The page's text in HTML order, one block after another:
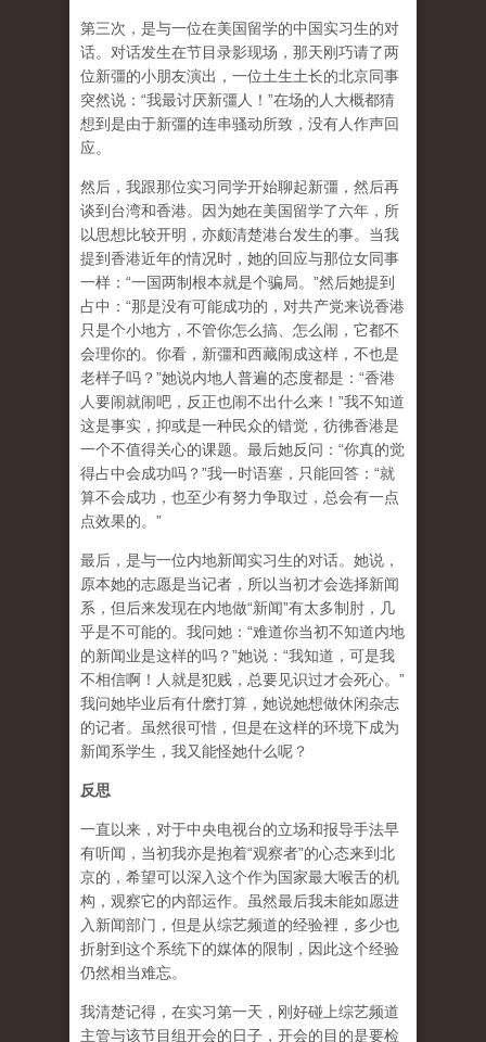
第三次，是与一位在美国留学的中国实习生的对
话。对话发生在节目录影现场，那天刚巧请了两
位新彊的小朋友演出，一位土生土长的北京同事
突然说：“我最讨厌新彊人！”在场的人大概都猜
想到是由于新彊的连串骚动所致，没有人作声回
应。
然后，我跟那位实习同学开始聊起新彊，然后再
谈到台湾和香港。因为她在美国留学了六年，所
以思想比较开明，亦颇清楚港台发生的事。当我
提到香港近年的情况时，她的回应与那位女同事
一样：“一国两制根本就是个骗局。”然后她提到
占中：“那是没有可能成功的，对共产党来说香港
只是个小地方，不管你怎么搞、怎么闹，它都不
会理你的。你看，新彊和西藏闹成这样，不也是
老样子吗？”她说内地人普遍的态度都是：“香港
人要闹就闹吧，反正也闹不出什么来！”我不知道
这是事实，抑或是一种民众的错觉，彷彿香港是
一个不值得关心的课题。最后她反问：“你真的觉
得占中会成功吗？”我一时语塞，只能回答：“就
算不会成功，也至少有努力争取过，总会有一点
点效果的。”
最后，是与一位内地新闻实习生的对话。她说，
原本她的志愿是当记者，所以当初才会选择新闻
系，但后来发现在内地做“新闻”有太多制肘，几
乎是不可能的。我问她：“难道你当初不知道内地
的新闻业是这样的吗？”她说：“我知道，可是我
不相信啊！人就是犯贱，总要见识过才会死心。”
我问她毕业后有什麽打算，她说她想做休闲杂志
的记者。虽然很可惜，但是在这样的环境下成为
新闻系学生，我又能怪她什么呢？
反思
一直以来，对于中央电视台的立场和报导手法早
有听闻，当初我亦是抱着“观察者”的心态来到北
京的，希望可以深入这个作为国家最大喉舌的机
构，观察它的内部运作。虽然最后我未能如愿进
入新闻部门，但是从综艺频道的经验裡，多少也
折射到这个系统下的媒体的限制，因此这个经验
仍然相当难忘。
我清楚记得，在实习第一天，刚好碰上综艺频道
主管与该节目组开会的日子，开会的目的是要检